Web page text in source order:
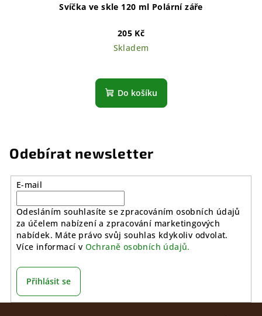
Svíčka ve skle 120 ml Polární záře
205 Kč
Skladem
Do košíku
Odebírat newsletter
E-mail
Odesláním souhlasíte se zpracováním osobních údajů
za účelem nabízení a zpracování marketingových
nabídek. Máte právo svůj souhlas kdykoliv odvolat.
Více informací v Ochraně osobních údajů.
Přihlásit se